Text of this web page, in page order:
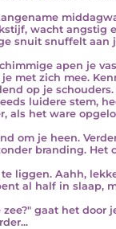
wacht angstig
snuit snuffelt aan
apen je
met zich mee.
op je
luidere stem,
als het ware
om je heen.
branding.
liggen. Aahh,
al half in slaap,
gaat het door